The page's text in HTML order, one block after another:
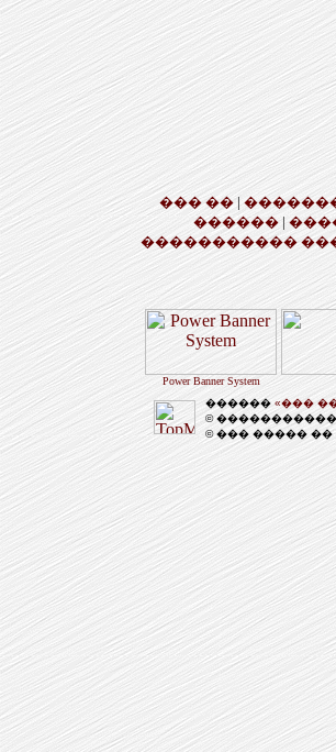
��� ��|
������|
�����������
Power Banner System
������«���
©
© ��� �����